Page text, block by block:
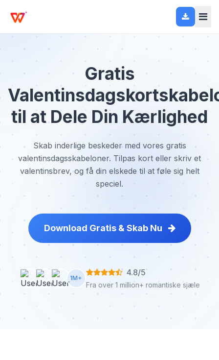
Gratis
til at Dele Din Kærlighed
Skab inderlige beskeder med vores gratis
valentinsdagsskabeloner. Tilpas kort eller skriv et
valentinsbrev, og få din elskede til at føle sig helt
speciel.
Download Gratis & Skab Nu
1M+
4.8/5
Fra over 1 million+ romantiske sjæle